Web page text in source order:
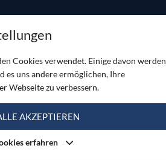
Cookies verwendet. Einige davon werden
es uns andere ermöglichen, Ihre
Webseite zu verbessern.
AKZEPTIEREN
erfahren